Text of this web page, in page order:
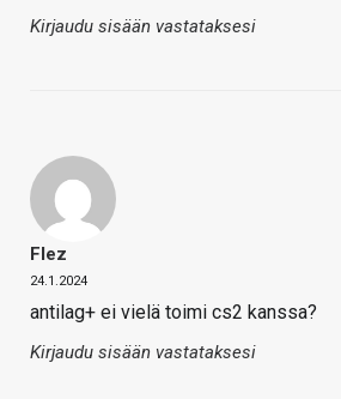
Kirjaudu sisään vastataksesi
Flez
24.1.2024
antilag+ ei vielä toimi cs2 kanssa?
Kirjaudu sisään vastataksesi